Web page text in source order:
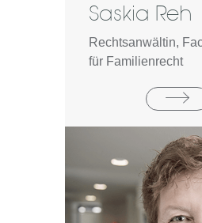
Saskia Reh
Rechtsanwältin,
für Familienrecht